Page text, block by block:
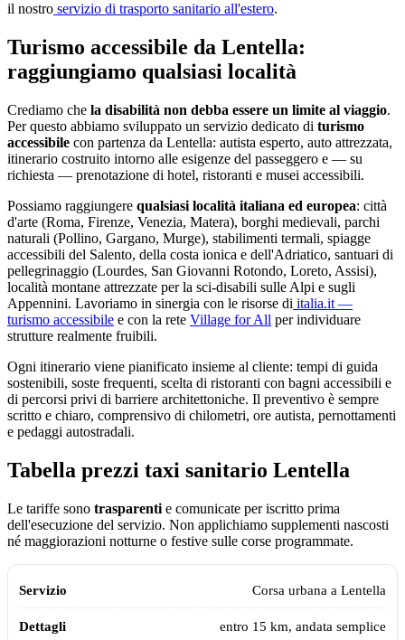
il nostro servizio di trasporto sanitario all'estero.
Turismo accessibile da Lentella:
raggiungiamo qualsiasi località
Crediamo che la disabilità non debba essere un limite al viaggio.
Per questo abbiamo sviluppato un servizio dedicato di turismo
accessibile con partenza da Lentella: autista esperto, auto attrezzata,
itinerario costruito intorno alle esigenze del passeggero e — su
richiesta — prenotazione di hotel, ristoranti e musei accessibili.
Possiamo raggiungere qualsiasi località italiana ed europea: città
d'arte (Roma, Firenze, Venezia, Matera), borghi medievali, parchi
naturali (Pollino, Gargano, Murge), stabilimenti termali, spiagge
accessibili del Salento, della costa ionica e dell'Adriatico, santuari di
pellegrinaggio (Lourdes, San Giovanni Rotondo, Loreto, Assisi),
località montane attrezzate per la sci-disabili sulle Alpi e sugli
Appennini. Lavoriamo in sinergia con le risorse di italia.it —
turismo accessibile e con la rete Village for All per individuare
strutture realmente fruibili.
Ogni itinerario viene pianificato insieme al cliente: tempi di guida
sostenibili, soste frequenti, scelta di ristoranti con bagni accessibili e
di percorsi privi di barriere architettoniche. Il preventivo è sempre
scritto e chiaro, comprensivo di chilometri, ore autista, pernottamenti
e pedaggi autostradali.
Tabella prezzi taxi sanitario Lentella
Le tariffe sono trasparenti e comunicate per iscritto prima
dell'esecuzione del servizio. Non applichiamo supplementi nascosti
né maggiorazioni notturne o festive sulle corse programmate.
Tabella dei prezzi e delle tratte del taxi sanitario Assistiamo Te a
Servizio
Corsa urbana a Lentella
entro 15 km, andata semplice